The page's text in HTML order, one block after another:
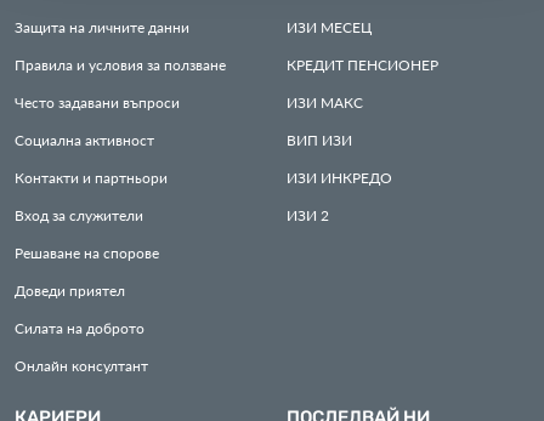
Защита на личните данни
Правила и условия за ползване
Често задавани въпроси
Социална активност
Контакти и партньори
Вход за служители
Решаване на спорове
Доведи приятел
Силата на доброто
Онлайн консултант
ИЗИ МЕСЕЦ
КРЕДИТ ПЕНСИОНЕР
ИЗИ МАКС
ВИП ИЗИ
ИЗИ ИНКРЕДО
ИЗИ 2